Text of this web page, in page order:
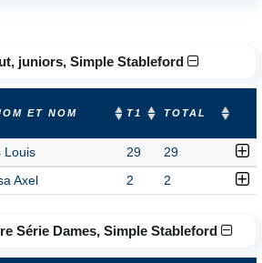
juniors, Simple Stableford
ET NOM T1 TOTAL
Louis 29 29
Axel 2 2
Série Dames, Simple Stableford